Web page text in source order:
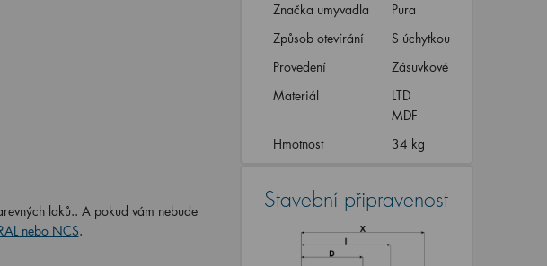
laků.. A pokud vám nebude
nebo NCS.
Značka umyvadla
Pura
Způsob otevírání
S úchytkou
Provedení
Zásuvkové
Materiál
LTD
MDF
Hmotnost
34 kg
Stavební připravenost